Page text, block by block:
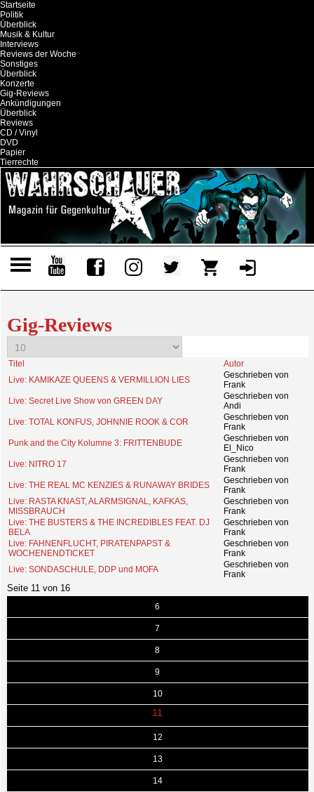
Startseite
Politik
Überblick
Musik & Kultur
Interviews
Reviews der Woche
Sonstiges
Überblick
Konzerte
Gig-Reviews
Ankündigungen
Überblick
Reviews
CD / Vinyl
DVD
Papier
Tierrechte
Gig-Reviews
Titel
Autor
Live: KAMIKAZE QUEENS & VERMILLION LIES
Geschrieben von
Frank
Live: Secret Live Show von GREEN DAY
Geschrieben von
Andi
Live: TOTAL KONFUS, JOHNNIE ROOK & COR
Geschrieben von
Frank
Punk and the City Kolumne 3: FRITTENBUDE
Geschrieben von
El_Nico
Live: NITRO 17
Geschrieben von
Frank
Live: THE REAL MC KENZIES & RUNAWAY BRIDES
Geschrieben von
Frank
Live: RASTA KNAST, ALARMSIGNAL, KAFKAS,
MISSBRAUCH
Geschrieben von
Frank
Live: THE BUSTERS & THE INCREDIBLES FEAT. DJ
BELA
Geschrieben von
Frank
Live: FAHNENFLUCHT, PIRATENPAPST &
WOCHENENDTICKET
Geschrieben von
Frank
Live: SONDASCHULE, DDP und MOFA
Geschrieben von
Frank
Seite 11 von 16
6
7
8
9
10
11
12
13
14